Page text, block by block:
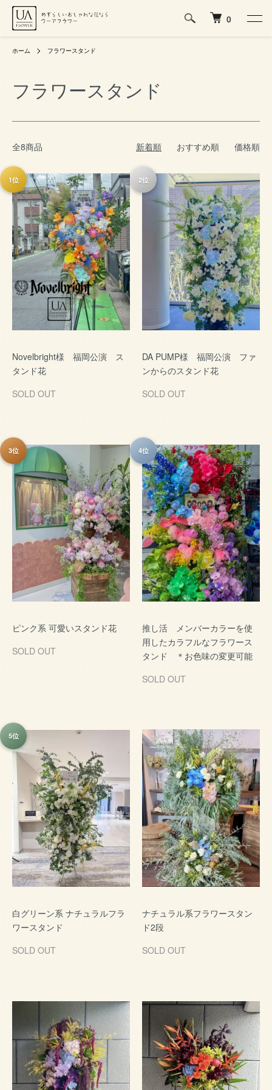
0
ホーム フラワースタンド
フラワースタンド
全8商品 新着順 おすすめ順 価格順
Novelbright様 福岡公演 ス
タンド花
SOLD OUT
1位
DA PUMP様 福岡公演 ファ
ンからのスタンド花
SOLD OUT
2位
ピンク系 可愛いスタンド花
SOLD OUT
3位
推し活 メンバーカラーを使
用したカラフルなフラワース
タンド ＊お色味の変更可能
SOLD OUT
4位
白グリーン系 ナチュラルフラ
ワースタンド
SOLD OUT
5位
ナチュラル系フラワースタン
ド2段
SOLD OUT